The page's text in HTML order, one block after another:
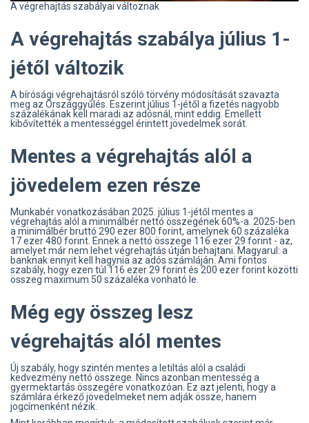
A végrehajtás szabályai változnak
A végrehajtás szabálya július 1-
jétől változik
A bírósági végrehajtásról szóló törvény módosítását szavazta
meg az Országgyűlés. Eszerint július 1-jétől a fizetés nagyobb
százalékának kell maradi az adósnál, mint eddig. Emellett
kibővítették a mentességgel érintett jövedelmek sorát.
Mentes a végrehajtás alól a
jövedelem ezen része
Munkabér vonatkozásában 2025. július 1-jétől mentes a
végrehajtás alól a minimálbér nettó összegének 60%-a. 2025-ben
a minimálbér bruttó 290 ezer 800 forint, amelynek 60 százaléka
17 ezer 480 forint. Ennek a nettó összege 116 ezer 29 forint - az,
amelyet már nem lehet végrehajtás útján behajtani. Magyarul: a
banknak ennyit kell hagynia az adós számláján. Ami fontos
szabály, hogy ezen túl 116 ezer 29 forint és 200 ezer forint közötti
összeg maximum 50 százaléka vonható le.
Még egy összeg lesz
végrehajtás alól mentes
Új szabály, hogy szintén mentes a letiltás alól a családi
kedvezmény nettó összege. Nincs azonban mentesség a
gyermektartás összegére vonatkozóan. Ez azt jelenti, hogy a
számlára érkező jövedelmeket nem adják össze, hanem
jogcímenként nézik.